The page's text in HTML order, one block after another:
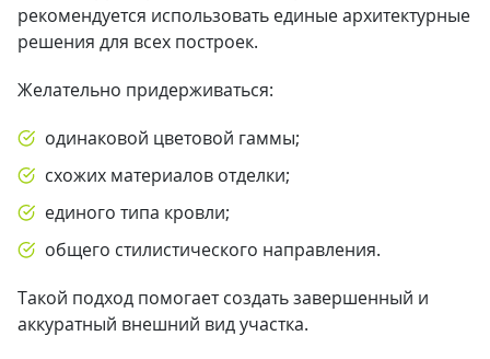
рекомендуется использовать единые архитектурные
решения для всех построек.
Желательно придерживаться:
одинаковой цветовой гаммы;
схожих материалов отделки;
единого типа кровли;
общего стилистического направления.
Такой подход помогает создать завершенный и
аккуратный внешний вид участка.